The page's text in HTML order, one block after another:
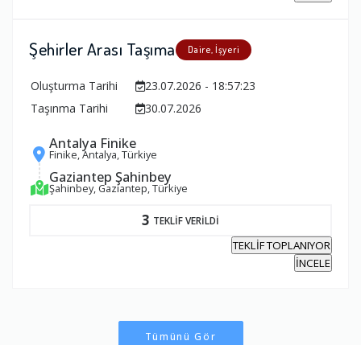
Şehirler Arası Taşıma Daire, İşyeri
Oluşturma Tarihi
23.07.2026 - 18:57:23
Taşınma Tarihi
30.07.2026
Antalya Finike
Finike, Antalya, Türkiye
Gaziantep Şahinbey
Şahinbey, Gaziantep, Türkiye
3 TEKLİF VERİLDİ
TEKLİF TOPLANIYOR
İNCELE
Tümünü Gör